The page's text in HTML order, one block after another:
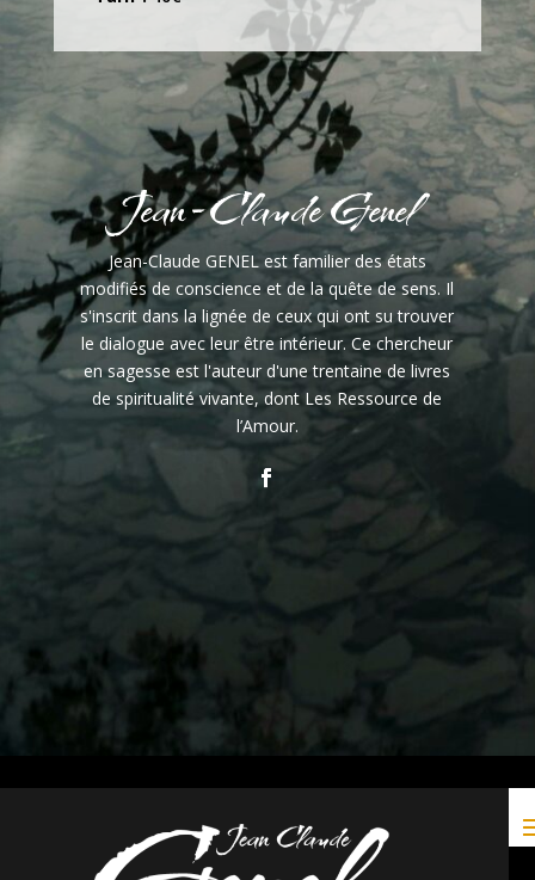
Jean-Claude Genel
Jean-Claude GENEL est familier des états
modifiés de conscience et de la quête de sens. Il
s'inscrit dans la lignée de ceux qui ont su trouver
le dialogue avec leur être intérieur. Ce chercheur
en sagesse est l'auteur d'une trentaine de livres
de spiritualité vivante, dont Les Ressource de
l’Amour.